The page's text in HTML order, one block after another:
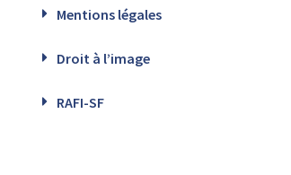
Mentions légales
Droit à l’image
RAFI-SF